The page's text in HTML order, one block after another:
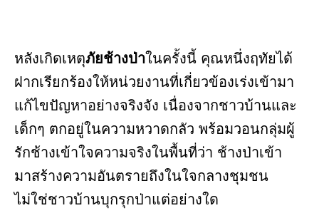
หลังเกิดเหตุภัยช้างป่าในครั้งนี้ คุณหนึ่งฤทัยได้
ฝากเรียกร้องให้หน่วยงานที่เกี่ยวข้องเร่งเข้ามา
แก้ไขปัญหาอย่างจริงจัง เนื่องจากชาวบ้านและ
เด็กๆ ตกอยู่ในความหวาดกลัว พร้อมวอนกลุ่มผู้
รักช้างเข้าใจความจริงในพื้นที่ว่า ช้างป่าเข้า
มาสร้างความอันตรายถึงในใจกลางชุมชน
ไม่ใช่ชาวบ้านบุกรุกป่าแต่อย่างใด